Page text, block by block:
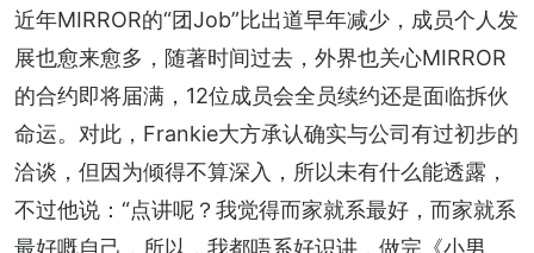
近年MIRROR的“团Job”比出道早年减少，成员个人发
展也愈来愈多，随著时间过去，外界也关心MIRROR
的合约即将届满，12位成员会全员续约还是面临拆伙
命运。对此，Frankie大方承认确实与公司有过初步的
洽谈，但因为倾得不算深入，所以未有什么能透露，
不过他说：“点讲呢？我觉得而家就系最好，而家就系
最好嘅自己，所以，我都唔系好识讲，做完《小男